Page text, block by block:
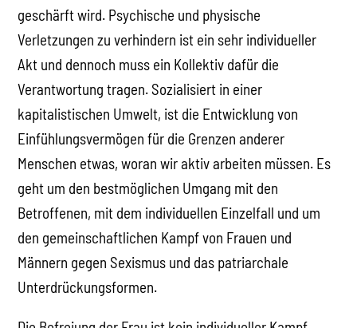
geschärft wird. Psychische und physische
Verletzungen zu verhindern ist ein sehr individueller
Akt und dennoch muss ein Kollektiv dafür die
Verantwortung tragen. Sozialisiert in einer
kapitalistischen Umwelt, ist die Entwicklung von
Einfühlungsvermögen für die Grenzen anderer
Menschen etwas, woran wir aktiv arbeiten müssen. Es
geht um den bestmöglichen Umgang mit den
Betroffenen, mit dem individuellen Einzelfall und um
den gemeinschaftlichen Kampf von Frauen und
Männern gegen Sexismus und das patriarchale
Unterdrückungsformen.